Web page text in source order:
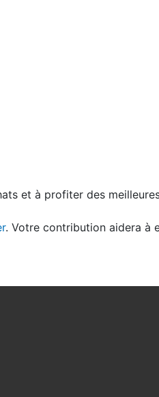
et à profiter des
. Votre contribution aidera à